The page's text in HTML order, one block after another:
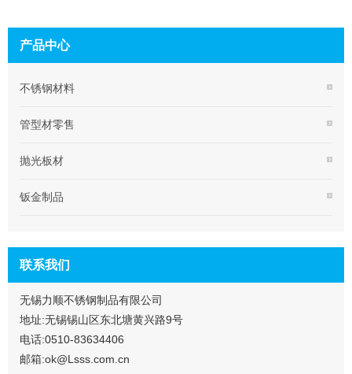
产品中心
不锈钢材料
管型材零售
抛光板材
钣金制品
联系我们
无锡力顺不锈钢制品有限公司
地址:无锡锡山区东北塘黄兴路9号
电话:0510-83634406
邮箱:ok@Lsss.com.cn